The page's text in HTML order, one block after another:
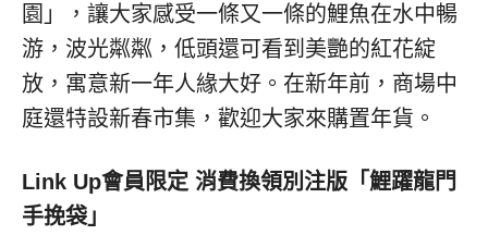
園」，讓大家感受一條又一條的鯉魚在水中暢
游，波光粼粼，低頭還可看到美艷的紅花綻
放，寓意新一年人緣大好。在新年前，商場中
庭還特設新春市集，歡迎大家來購置年貨。
Link Up會員限定 消費換領別注版「鯉躍龍門
手挽袋」